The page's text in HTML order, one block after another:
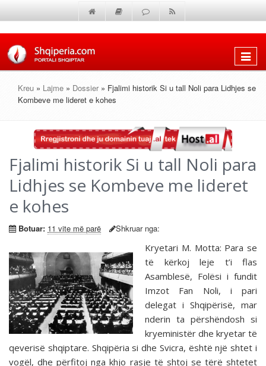
Shfaq
Kreu » Lajme » Dossier » Fjalimi historik Si u tall Noli para Lidhjes se
Kombeve me lideret e kohes
Fjalimi historik Si u tall Noli para
Lidhjes se Kombeve me lideret
e kohes
Botuar: 11 vite më parë Shkruar nga:
Kryetari M. Motta: Para se
të kërkoj leje t’i flas
Asamblesë, Folësi i fundit
Imzot Fan Noli, i pari
delegat i Shqipërisë, mar
nderin ta përshëndosh si
kryeministër dhe kryetar të
qeverisë shqiptare. Shqipëria si dhe Svicra, është një shtet i
vogël, dhe përfitoj nga khjo rasje të shtoj se tërë shtetet